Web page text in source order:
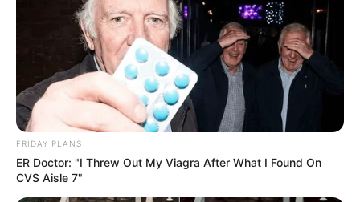
FRIDAY PLANS
ER Doctor: "I Threw Out My Viagra After What I Found On
CVS Aisle 7"